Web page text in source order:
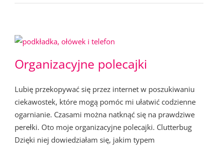
Organizacyjne polecajki
Lubię przekopywać się przez internet w poszukiwaniu
ciekawostek, które mogą pomóc mi ułatwić codzienne
ogarnianie. Czasami można natknąć się na prawdziwe
perełki. Oto moje organizacyjne polecajki. Clutterbug
Dzięki niej dowiedziałam się, jakim typem